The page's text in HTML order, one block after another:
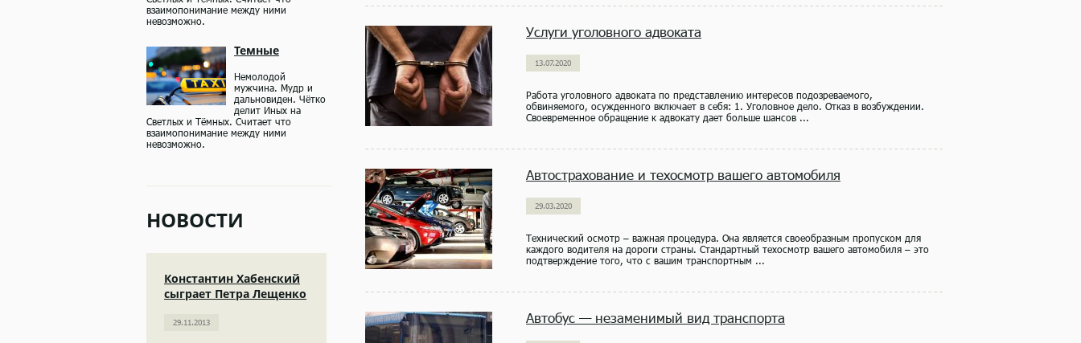
взаимопонимание между ними
невозможно.
Темные
Немолодой
мужчина. Мудр и
дальновиден. Чётко
делит Иных на
Светлых и Тёмных. Считает что
взаимопонимание между ними
невозможно.
НОВОСТИ
Константин Хабенский
сыграет Петра Лещенко
29.11.2013
Услуги уголовного адвоката
13.07.2020
Работа уголовного адвоката по представлению интересов подозреваемого,
обвиняемого, осужденного включает в себя: 1. Уголовное дело. Отказ в возбуждении.
Своевременное обращение к адвокату дает больше шансов ...
Автострахование и техосмотр вашего автомобиля
29.03.2020
Технический осмотр – важная процедура. Она является своеобразным пропуском для
каждого водителя на дороги страны. Стандартный техосмотр вашего автомобиля – это
подтверждение того, что с вашим транспортным ...
Автобус — незаменимый вид транспорта